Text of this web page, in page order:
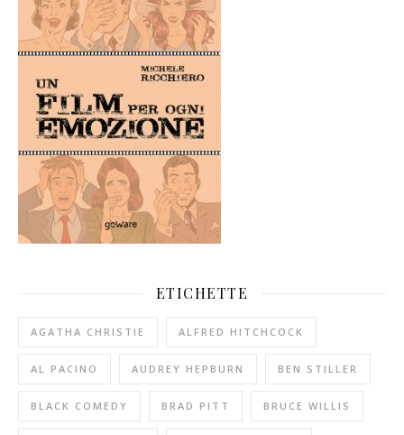
ETICHETTE
AGATHA CHRISTIE ALFRED HITCHCOCK
AL PACINO AUDREY HEPBURN BEN STILLER
BLACK COMEDY BRAD PITT BRUCE WILLIS